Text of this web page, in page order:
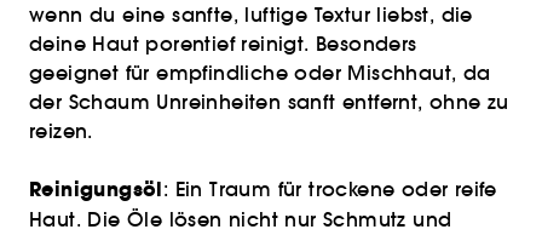
wenn du eine sanfte, luftige Textur liebst, die
deine Haut porentief reinigt. Besonders
geeignet für empfindliche oder Mischhaut, da
der Schaum Unreinheiten sanft entfernt, ohne zu
reizen.
Reinigungsöl: Ein Traum für trockene oder reife
Haut. Die Öle lösen nicht nur Schmutz und